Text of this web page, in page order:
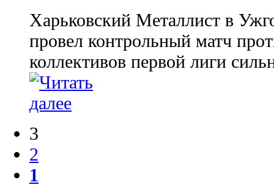
Харьковский Металлист в
провел контрольный матч
коллективов первой лиги
3
2
1